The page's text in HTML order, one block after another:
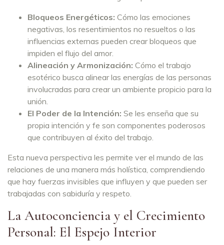
Bloqueos Energéticos: Cómo las emociones
negativas, los resentimientos no resueltos o las
influencias externas pueden crear bloqueos que
impiden el flujo del amor.
Alineación y Armonización: Cómo el trabajo
esotérico busca alinear las energías de las personas
involucradas para crear un ambiente propicio para la
unión.
El Poder de la Intención: Se les enseña que su
propia intención y fe son componentes poderosos
que contribuyen al éxito del trabajo.
Esta nueva perspectiva les permite ver el mundo de las
relaciones de una manera más holística, comprendiendo
que hay fuerzas invisibles que influyen y que pueden ser
trabajadas con sabiduría y respeto.
La Autoconciencia y el Crecimiento
Personal: El Espejo Interior